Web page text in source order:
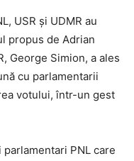
USR și UDMR au
propus de Adrian
George Simion, a ales
cu parlamentarii
votului, într-un gest
PNL care